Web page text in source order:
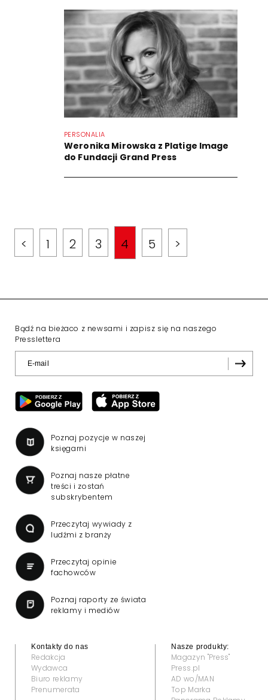
PERSONALIA
Weronika Mirowska z Platige Image
do Fundacji Grand Press
< 1 2 3 4 5 >
Bądź na bieżaco z newsami i zapisz się na naszego
Presslettera
Poznaj pozycje w naszej
księgarni
Poznaj nasze płatne
treści i zostań
subskrybentem
Przeczytaj wywiady z
ludźmi z branży
Przeczytaj opinie
fachowców
Poznaj raporty ze świata
reklamy i mediów
Kontakty do nas
Redakcja
Wydawca
Biuro reklamy
Prenumerata
Nasze produkty:
Magazyn "Press"
Press.pl
AD wo/MAN
Top Marka